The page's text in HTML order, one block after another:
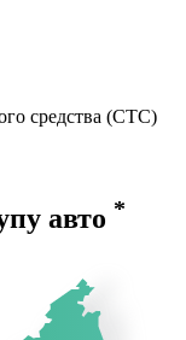
средства (СТС)
авто *